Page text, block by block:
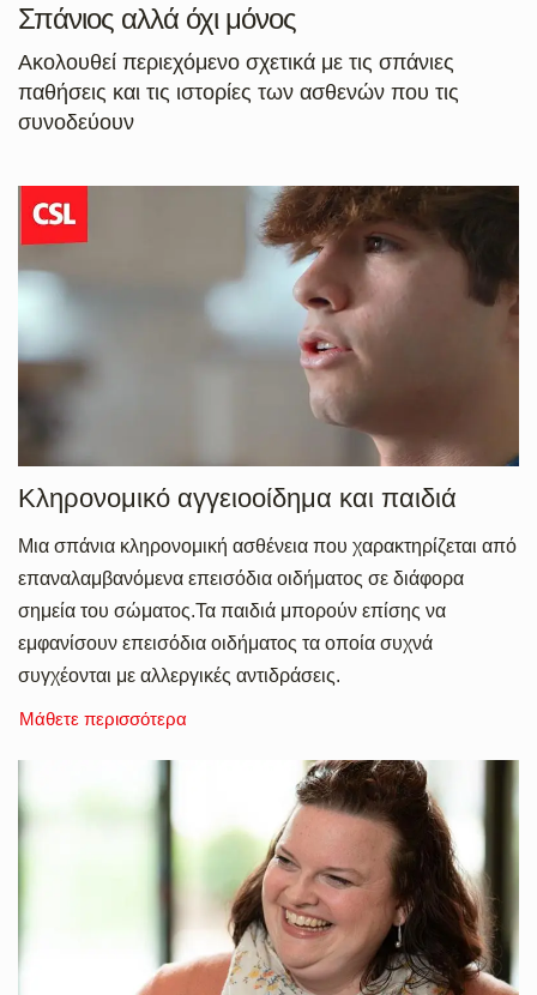
Σπάνιος αλλά όχι μόνος
Ακολουθεί περιεχόμενο σχετικά με τις σπάνιες
παθήσεις και τις ιστορίες των ασθενών που τις
συνοδεύουν
Κληρονομικό αγγειοοίδημα και παιδιά
Mια σπάνια κληρονομική ασθένεια που χαρακτηρίζεται από
επαναλαμβανόμενα επεισόδια οιδήματος σε διάφορα
σημεία του σώματος.Τα παιδιά μπορούν επίσης να
εμφανίσουν επεισόδια οιδήματος τα οποία συχνά
συγχέονται με αλλεργικές αντιδράσεις.
Μάθετε περισσότερα